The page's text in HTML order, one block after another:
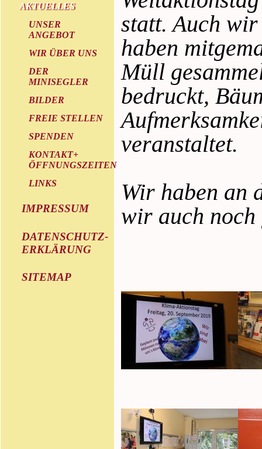
AKTUELLES
UNSER
ANGEBOT
WIR ÜBER UNS
DER
MINISEGLER
BILDER
FREIE STELLEN
SPENDEN
KONTAKT+
ÖFFNUNGSZEITEN
LINKS
IMPRESSUM
DATENSCHUTZ-
ERKLÄRUNG
SITEMAP
statt. Auch wir
haben
Müll
bedruckt,
veranstaltet.
Wir haben an
wir auch noch